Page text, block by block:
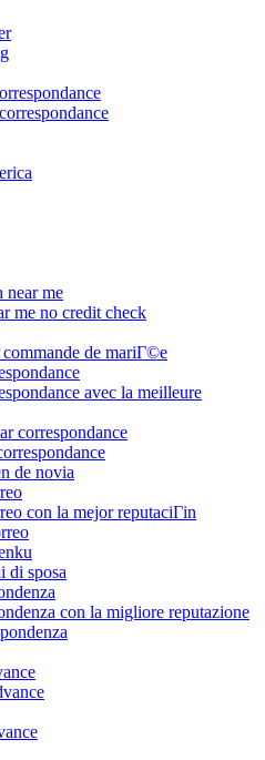
near me
me no credit check
commande de mariГ©e
avec la meilleure
correspondance
de novia
con la mejor reputaciГіn
di sposa
con la migliore reputazione